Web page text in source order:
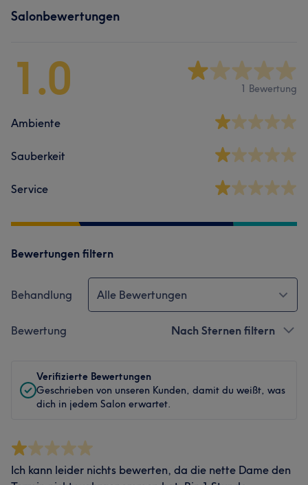
Salonbewertungen
1.0 1 Bewertung
Ambiente
Sauberkeit
Service
Bewertungen filtern
Behandlung Alle Bewertungen
Bewertung Nach Sternen filtern
Verifizierte Bewertungen
Geschrieben von unseren Kunden, damit du weißt, was
dich in jedem Salon erwartet.
Ich kann leider nichts bewerten, da die nette Dame den